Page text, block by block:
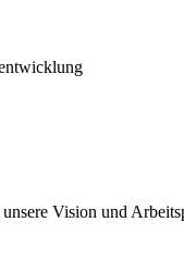
Vision und